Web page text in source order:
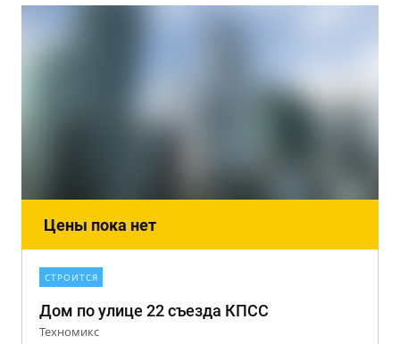
Цены пока нет
СТРОИТСЯ
Дом по улице 22 съезда КПСС
Техномикс